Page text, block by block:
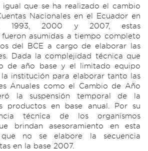
igual que se ha realizado el cambio
Nacionales en el Ecuador en
1993, 2000 y 2007, estas
fueron asumidas a tiempo completo
del BCE a cargo de elaborar las
Dada la complejidad técnica que
de año base y el limitado equipo
institución para elaborar tanto las
Anuales como el Cambio de Año
la suspensión temporal de la
productos en base anual. Por su
técnica de los organismos
brindan asesoramiento en esta
no se elabore la secuencia
en la base 2007.